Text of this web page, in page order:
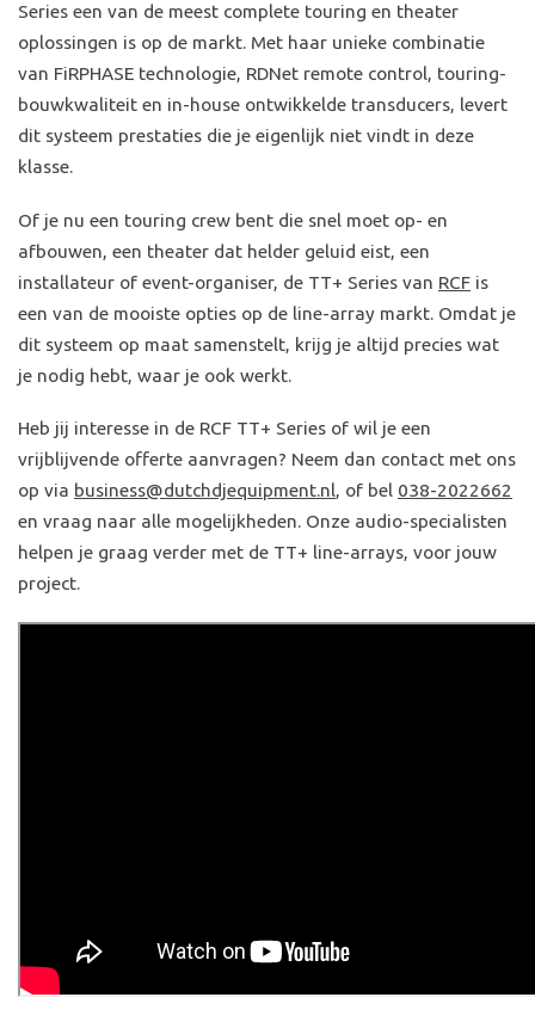
Series een van de meest complete touring en theater
oplossingen is op de markt. Met haar unieke combinatie
van FiRPHASE technologie, RDNet remote control, touring-
bouwkwaliteit en in-house ontwikkelde transducers, levert
dit systeem prestaties die je eigenlijk niet vindt in deze
klasse.
Of je nu een touring crew bent die snel moet op- en
afbouwen, een theater dat helder geluid eist, een
installateur of event-organiser, de TT+ Series van RCF is
een van de mooiste opties op de line-array markt. Omdat je
dit systeem op maat samenstelt, krijg je altijd precies wat
je nodig hebt, waar je ook werkt.
Heb jij interesse in de RCF TT+ Series of wil je een
vrijblijvende offerte aanvragen? Neem dan contact met ons
op via business@dutchdjequipment.nl, of bel 038-2022662
en vraag naar alle mogelijkheden. Onze audio-specialisten
helpen je graag verder met de TT+ line-arrays, voor jouw
project.